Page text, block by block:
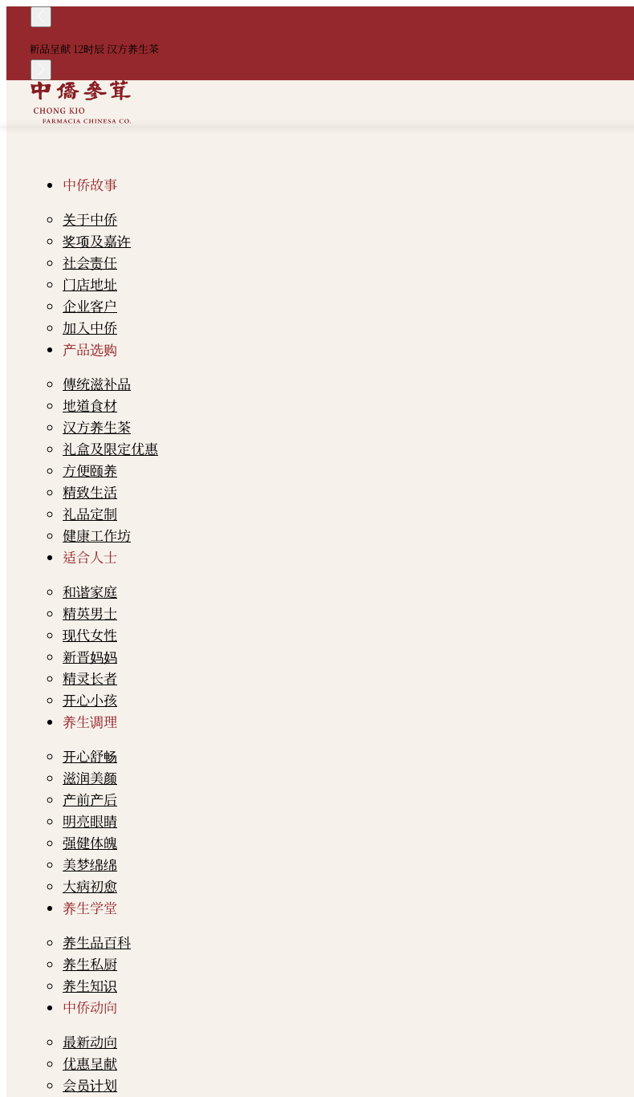
新品呈献 12时辰 汉方养生茶
中侨故事
关于中侨
奖项及嘉许
社会责任
门店地址
企业客户
加入中侨
产品选购
傳统滋补品
地道食材
汉方养生茶
礼盒及限定优惠
方便颐养
精致生活
礼品定制
健康工作坊
适合人士
和谐家庭
精英男士
现代女性
新晋妈妈
精灵长者
开心小孩
养生调理
开心舒畅
滋润美颜
产前产后
明亮眼睛
强健体魄
美梦绵绵
大病初愈
养生学堂
养生品百科
养生私厨
养生知识
中侨动向
最新动向
优惠呈献
会员计划